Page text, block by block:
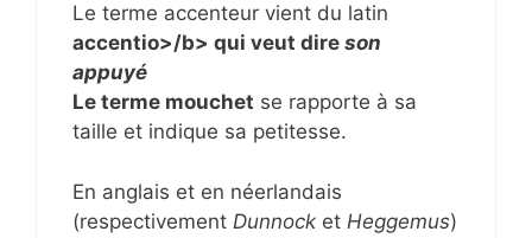
Le terme accenteur vient du latin
accentio>/b> qui veut dire son
appuyé
Le terme mouchet se rapporte à sa
taille et indique sa petitesse.
En anglais et en néerlandais
(respectivement Dunnock et Heggemus)